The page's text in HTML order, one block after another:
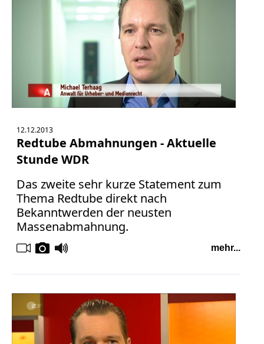
12.12.2013
Redtube Abmahnungen - Aktuelle
Stunde WDR
Das zweite sehr kurze Statement zum
Thema Redtube direkt nach
Bekanntwerden der neusten
Massenabmahnung.
mehr...